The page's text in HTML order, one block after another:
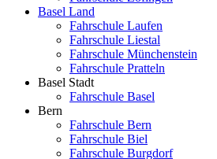
Basel Land
Fahrschule Laufen
Fahrschule Liestal
Fahrschule Münchenstein
Fahrschule Pratteln
Basel Stadt
Fahrschule Basel
Bern
Fahrschule Bern
Fahrschule Biel
Fahrschule Burgdorf